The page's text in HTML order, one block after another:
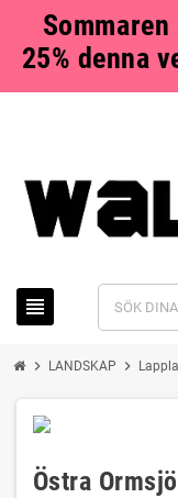
25% denna
view_headline
chevron_right LANDSKAP chevron_right
Östra